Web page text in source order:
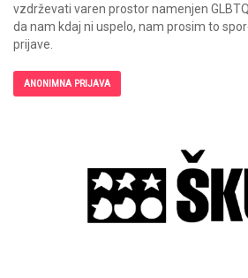
vzdrževati varen prostor namenjen
da nam kdaj ni uspelo, nam prosim to
prijave.
ANONIMNA PRIJAVA